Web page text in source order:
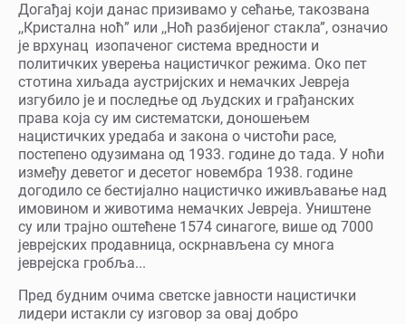
Догађај који данас призивамо у сећање, такозвана
,,Кристална ноћ” или ,,Ноћ разбијеног стакла”, означио
је врхунац изопаченог система вредности и
политичких уверења нацистичког режима. Око пет
стотина хиљада аустријских и немачких Јевреја
изгубило је и последње од људских и грађанских
права која су им систематски, доношењем
нацистичких уредаба и закона о чистоћи расе,
постепено одузимана од 1933. године до тада. У ноћи
између деветог и десетог новембра 1938. године
догодило се бестијално нацистичко иживљавање над
имовином и животима немачких Јевреја. Уништене
су или трајно оштећене 1574 синагоге, више од 7000
јеврејских продавница, оскрнављена су многа
јеврејска гробља...
Пред будним очима светске јавности нацистички
лидери истакли су изговор за овај добро